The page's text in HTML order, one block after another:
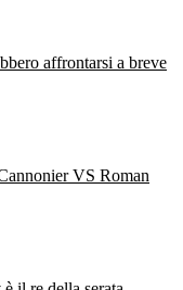
affrontarsi a breve
VS Roman